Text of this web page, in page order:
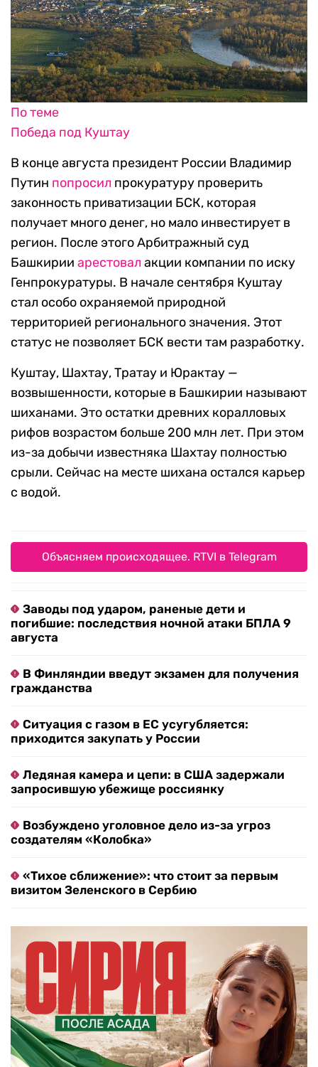
По теме
Победа под Куштау
В конце августа президент России Владимир
Путин попросил прокуратуру проверить
законность приватизации БСК, которая
получает много денег, но мало инвестирует в
регион. После этого Арбитражный суд
Башкирии арестовал акции компании по иску
Генпрокуратуры. В начале сентября Куштау
стал особо охраняемой природной
территорией регионального значения. Этот
статус не позволяет БСК вести там разработку.
Куштау, Шахтау, Тратау и Юрактау —
возвышенности, которые в Башкирии называют
шиханами. Это остатки древних коралловых
рифов возрастом больше 200 млн лет. При этом
из-за добычи известняка Шахтау полностью
срыли. Сейчас на месте шихана остался карьер
с водой.
Объясняем происходящее. RTVI в Telegram
Заводы под ударом, раненые дети и
погибшие: последствия ночной атаки БПЛА 9
августа
В Финляндии введут экзамен для получения
гражданства
Ситуация с газом в ЕС усугубляется:
приходится закупать у России
Ледяная камера и цепи: в США задержали
запросившую убежище россиянку
Возбуждено уголовное дело из-за угроз
создателям «Колобка»
«Тихое сближение»: что стоит за первым
визитом Зеленского в Сербию